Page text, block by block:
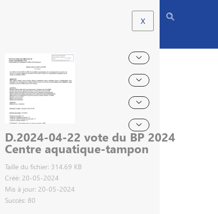
X
D.2024-04-22 vote du BP 2024
Centre aquatique-tampon
Taille du fichier: 314.69 KB
Créé: 20-05-2024
Mis à jour: 20-05-2024
Succès: 80